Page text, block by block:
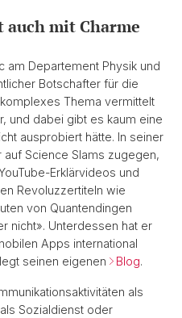
mit Charme
am Departement Physik und
Botschafter für die
Thema vermittelt
und dabei gibt es kaum eine
ausprobiert hätte. In seiner
Science Slams zugegen,
Erklärvideos und
Revoluzzertiteln wie
von Quantendingen
nicht». Unterdessen hat er
Apps international
seinen eigenen
Blog.
als
Sozialdienst oder